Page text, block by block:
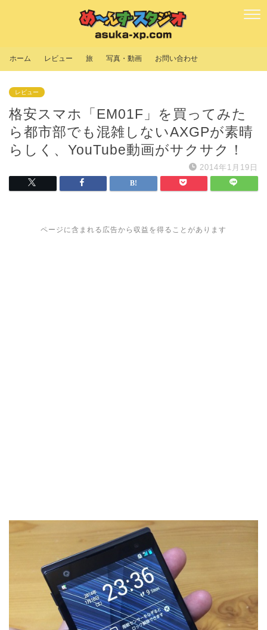
ホーム レビュー 旅 写真・動画 お問い合わせ
レビュー
格安スマホ「EM01F」を買ってみた
ら都市部でも混雑しないAXGPが素晴
らしく、YouTube動画がサクサク！
2014年1月19日
ページに含まれる広告から収益を得ることがあります